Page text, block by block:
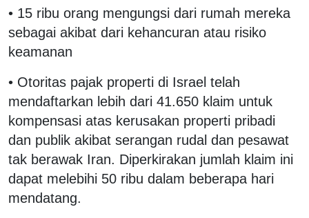
• 15 ribu orang mengungsi dari rumah mereka
sebagai akibat dari kehancuran atau risiko
keamanan
• Otoritas pajak properti di Israel telah
mendaftarkan lebih dari 41.650 klaim untuk
kompensasi atas kerusakan properti pribadi
dan publik akibat serangan rudal dan pesawat
tak berawak Iran. Diperkirakan jumlah klaim ini
dapat melebihi 50 ribu dalam beberapa hari
mendatang.